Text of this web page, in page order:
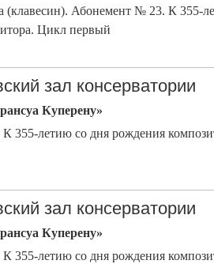
(клавесин). Абонемент № 23. К 355-
Цикл первый
зал консерватории
Куперену»
355-летию со дня рождения
зал консерватории
Куперену»
355-летию со дня рождения